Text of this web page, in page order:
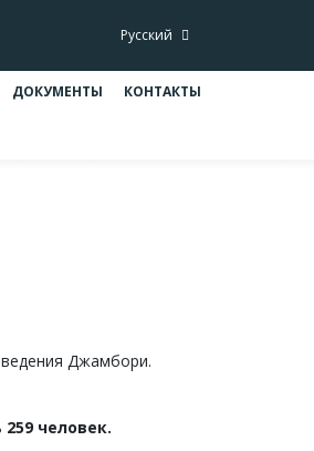
Русский
ДОКУМЕНТЫ КОНТАКТЫ
Джамбори.
человек.